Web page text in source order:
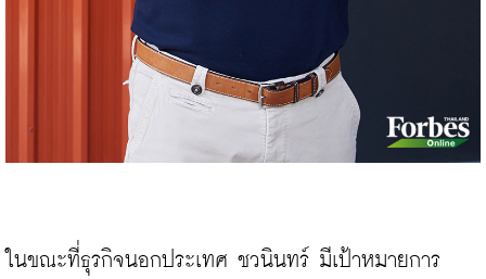
ในขณะที่ธุรกิจนอกประเทศ ชวนินทร์ มีเป้าหมายการ